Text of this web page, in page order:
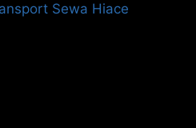
Sewa Hiace